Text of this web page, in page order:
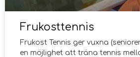
Frukosttennis
Frukost Tennis ger vuxna
en möjlighet att träna tennis